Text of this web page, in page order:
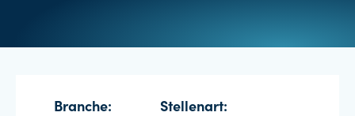
Branche:
Stellenart: